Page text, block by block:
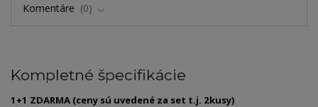
Komentáre
0
Kompletné špecifikácie
1+1 ZDARMA (ceny sú uvedené za set t.j. 2kusy)